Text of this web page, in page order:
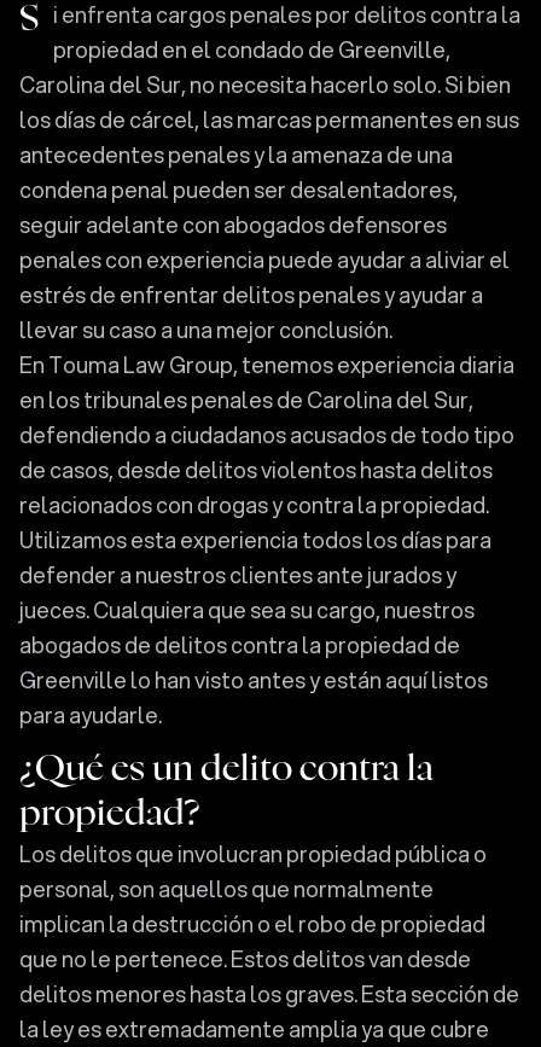
Si enfrenta cargos penales por delitos contra la
propiedad en el condado de Greenville,
Carolina del Sur, no necesita hacerlo solo. Si bien
los días de cárcel, las marcas permanentes en sus
antecedentes penales y la amenaza de una
condena penal pueden ser desalentadores,
seguir adelante con abogados defensores
penales con experiencia puede ayudar a aliviar el
estrés de enfrentar delitos penales y ayudar a
llevar su caso a una mejor conclusión.
En Touma Law Group, tenemos experiencia diaria
en los tribunales penales de Carolina del Sur,
defendiendo a ciudadanos acusados de todo tipo
de casos, desde delitos violentos hasta delitos
relacionados con drogas y contra la propiedad.
Utilizamos esta experiencia todos los días para
defender a nuestros clientes ante jurados y
jueces. Cualquiera que sea su cargo, nuestros
abogados de delitos contra la propiedad de
Greenville lo han visto antes y están aquí listos
para ayudarle.
¿Qué es un delito contra la
propiedad?
Los delitos que involucran propiedad pública o
personal, son aquellos que normalmente
implican la destrucción o el robo de propiedad
que no le pertenece. Estos delitos van desde
delitos menores hasta los graves. Esta sección de
la ley es extremadamente amplia ya que cubre